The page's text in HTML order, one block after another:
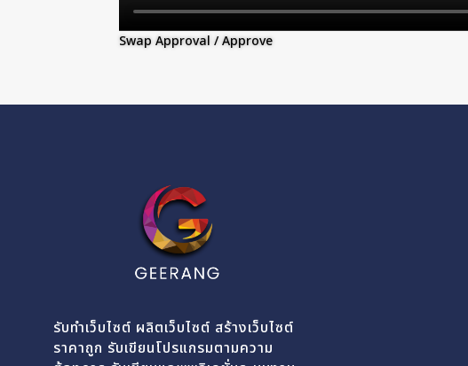
Swap Approval / Approve
รับทำเว็บไซต์ ผลิตเว็บไซต์ สร้างเว็บไซต์
ราคาถูก รับเขียนโปรแกรมตามความ